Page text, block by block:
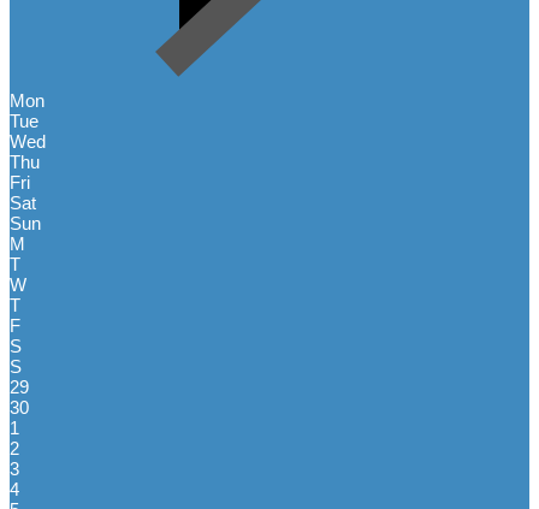
Mon
Tue
Wed
Thu
Fri
Sat
Sun
M
T
W
T
F
S
S
29
30
1
2
3
4